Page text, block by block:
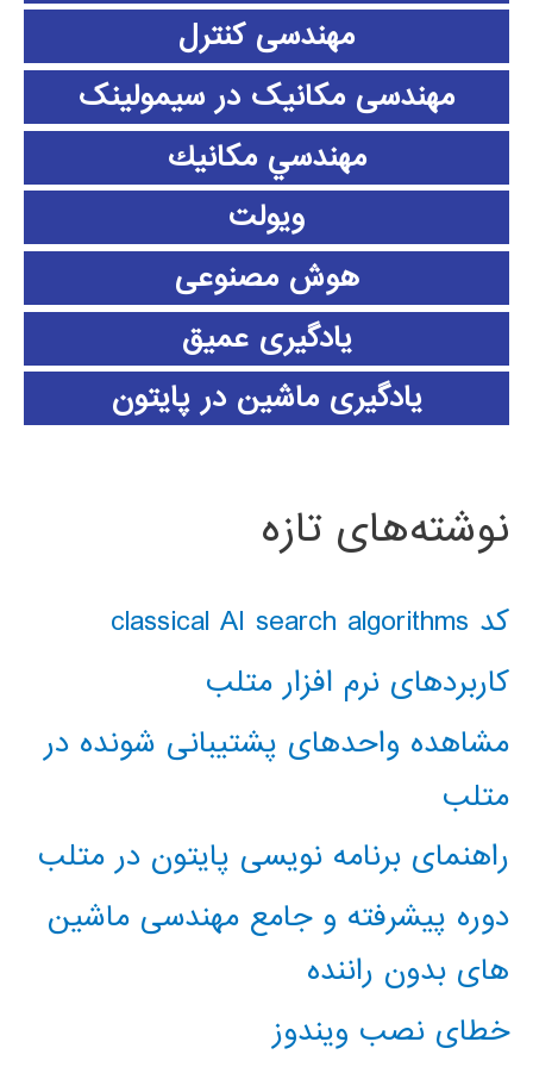
مهندسی کنترل
مهندسی مکانیک در سیمولینک
مهندسي مكانيك
ویولت
هوش مصنوعی
یادگیری عمیق
یادگیری ماشین در پایتون
نوشته‌های تازه
کد classical AI search algorithms
کاربردهای نرم افزار متلب
مشاهده واحدهای پشتیبانی شونده در
متلب
راهنمای برنامه نویسی پایتون در متلب
دوره پیشرفته و جامع مهندسی ماشین
های بدون راننده
خطای نصب ویندوز